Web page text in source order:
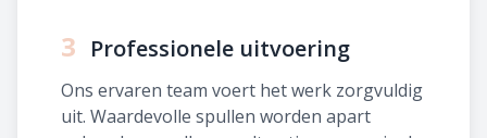
3 Professionele uitvoering
Ons ervaren team voert het werk zorgvuldig
uit. Waardevolle spullen worden apart